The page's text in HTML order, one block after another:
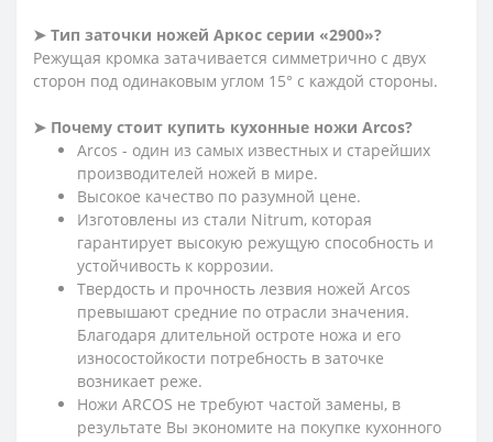
➤ Тип заточки ножей Аркос серии «2900»?
Режущая кромка затачивается симметрично с двух
сторон под одинаковым углом 15° с каждой стороны.
➤ Почему стоит купить кухонные ножи Arcos?
Arcos - один из самых известных и старейших
производителей ножей в мире.
Высокое качество по разумной цене.
Изготовлены из стали Nitrum, которая
гарантирует высокую режущую способность и
устойчивость к коррозии.
Твердость и прочность лезвия ножей Arcos
превышают средние по отрасли значения.
Благодаря длительной остроте ножа и его
износостойкости потребность в заточке
возникает реже.
Ножи ARCOS не требуют частой замены, в
результате Вы экономите на покупке кухонного